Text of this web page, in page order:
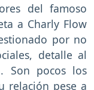
del famoso
a Charly Flow
por no
detalle al
Son pocos los
relación pese a